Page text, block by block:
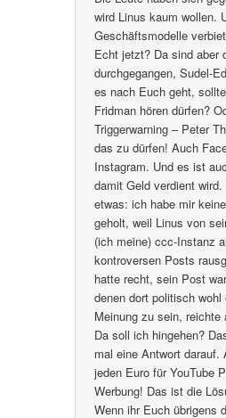
wird Linus kaum wollen.
Geschäftsmodelle
Echt jetzt? Da sind aber
durchgegangen, Sudel-
es nach Euch geht,
Fridman hören dürfen?
Triggerwarning – Peter
das zu dürfen! Auch
Instagram. Und es ist
damit Geld verdient
etwas: ich habe mir
geholt, weil Linus von
(ich meine) ccc-Instanz
kontroversen Posts
hatte recht, sein Post
denen dort politisch
Meinung zu sein,
Da soll ich hingehen?
mal eine Antwort
jeden Euro für YouTube
Werbung! Das ist die
Wenn ihr Euch übrigens